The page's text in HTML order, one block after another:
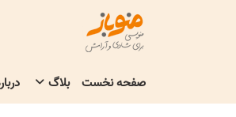
صفحه نخست بلاگ